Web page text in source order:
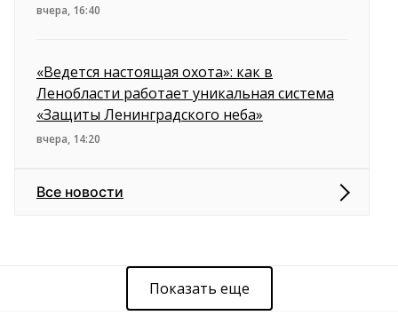
вчера, 16:40
«Ведется настоящая охота»: как в
Ленобласти работает уникальная система
«Защиты Ленинградского неба»
вчера, 14:20
Все новости
Показать еще